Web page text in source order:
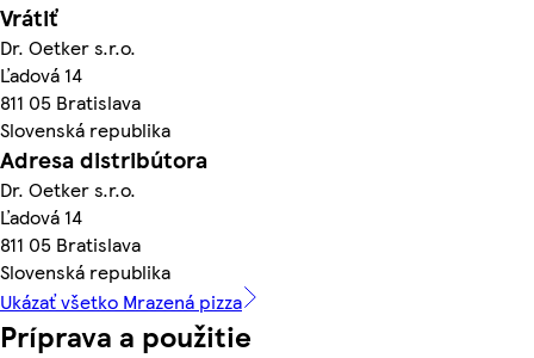
Vrátiť
Dr. Oetker s.r.o.
Ľadová 14
811 05 Bratislava
Slovenská republika
Adresa distribútora
Dr. Oetker s.r.o.
Ľadová 14
811 05 Bratislava
Slovenská republika
Ukázať všetko Mrazená pizza
Príprava a použitie